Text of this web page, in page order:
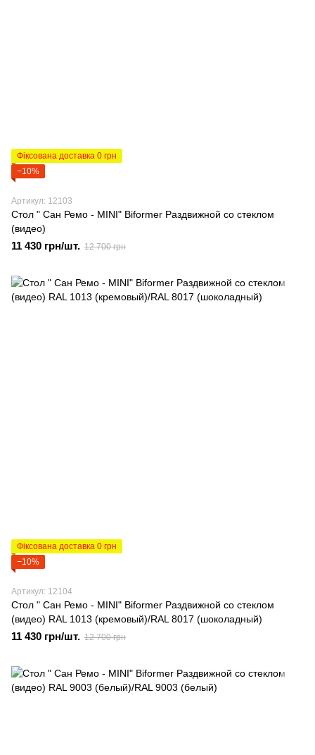
Фіксована доставка 0 грн
−10%
Артикул: 12103
Стол " Сан Ремо - MINI" Biformer Раздвижной со стеклом
(видео)
11 430 грн/шт. 12 700 грн
Фіксована доставка 0 грн
−10%
Артикул: 12104
Стол " Сан Ремо - MINI" Biformer Раздвижной со стеклом
(видео) RAL 1013 (кремовый)/RAL 8017 (шоколадный)
11 430 грн/шт. 12 700 грн